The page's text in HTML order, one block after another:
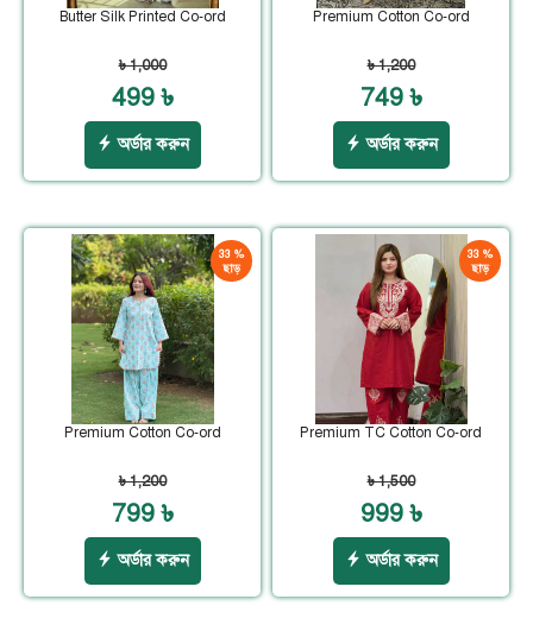
Butter Silk Printed Co-ord
৳ 1,000
499 ৳
অর্ডার করুন
Premium Cotton Co-ord
৳ 1,200
749 ৳
অর্ডার করুন
33 %
ছাড়
Premium Cotton Co-ord
৳ 1,200
799 ৳
অর্ডার করুন
33 %
ছাড়
Premium TC Cotton Co-ord
৳ 1,500
999 ৳
অর্ডার করুন